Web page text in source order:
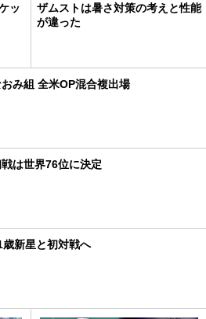
ッ
ザムストは暑さ対策の考えと性能
が違った
み組 全米OP混合複出場
は世界76位に決定
新星と初対戦へ